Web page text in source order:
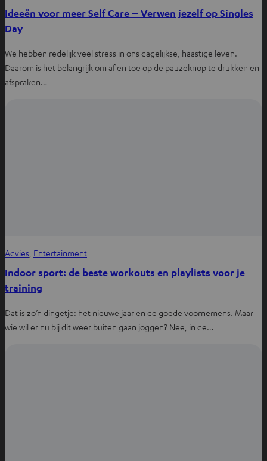
Ideeën voor meer Self Care – Verwen jezelf op Singles
Day
We hebben redelijk veel stress in ons dagelijkse, haastige leven.
Daarom is het belangrijk om af en toe op de pauzeknop te drukken en
afspraken…
Advies Entertainment
Indoor sport: de beste workouts en playlists voor je
training
Dat is zo’n dingetje: het nieuwe jaar en de goede voornemens. Maar
wie wil er nu bij dit weer buiten gaan joggen? Nee, in de…